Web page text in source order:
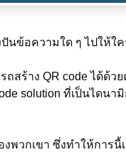
นข้อความใด ๆ ไปให้ใ
ร้าง QR code ได้ด้วย
solution ที่เป็นไดน
วกเขา ซึ่งทำให้การนี้